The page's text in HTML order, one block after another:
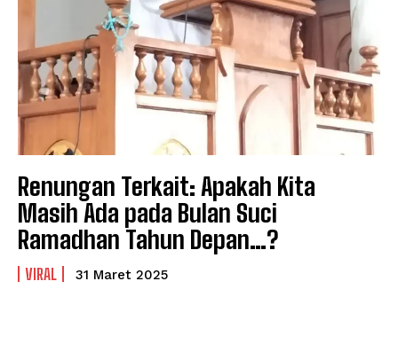
Renungan Terkait: Apakah Kita
Masih Ada pada Bulan Suci
Ramadhan Tahun Depan…?
VIRAL 31 Maret 2025